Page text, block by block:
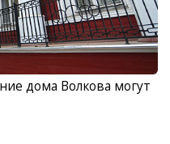
дома Волкова могут